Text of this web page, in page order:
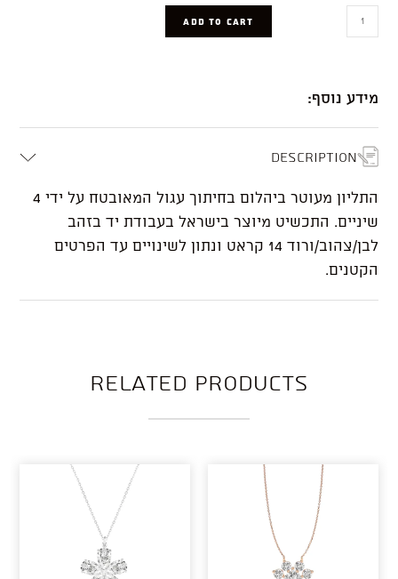
ADD TO CART
מידע נוסף:
Description
התליון מעוטר ביהלום בחיתוך עגול המאובטח על ידי 4
שיניים. התכשיט מיוצר בישראל בעבודת יד בזהב
לבן/צהוב/ורוד 14 קראט ונתון לשינויים עד הפרטים
הקטנים.
Related products